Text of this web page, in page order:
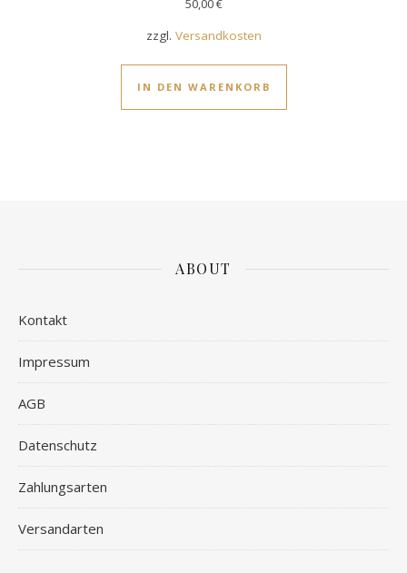
50,00€
zzgl. Versandkosten
IN DEN WARENKORB
ABOUT
Kontakt
Impressum
AGB
Datenschutz
Zahlungsarten
Versandarten